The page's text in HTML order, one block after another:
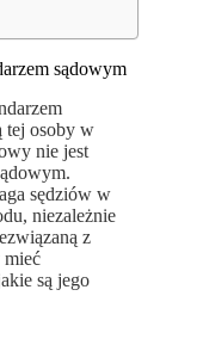
sądowym
tej osoby w
nie jest
sędziów w
niezależnie
z
mieć
są jego